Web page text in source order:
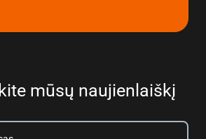
mūsų naujienlaiškį